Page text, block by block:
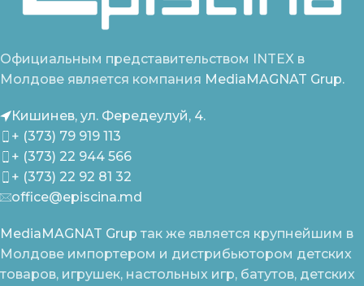
Официальным представительством INTEX в
Молдове является компания MediaMAGNAT Grup.
Кишинев, ул. Фередеулуй, 4.
+ (373) 79 919 113
+ (373) 22 944 566
+ (373) 22 92 81 32
office@episcina.md
MediaMAGNAT Grup так же является крупнейшим в
Молдове импортером и дистрибьютором детских
товаров, игрушек, настольных игр, батутов, детских